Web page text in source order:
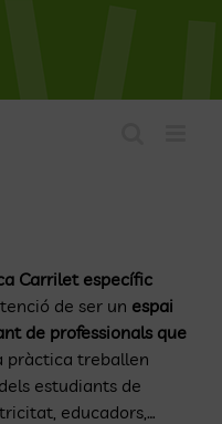
Carrilet específic
de ser un espai
de professionals que
pràctica treballen
estudiants de
educadors,…